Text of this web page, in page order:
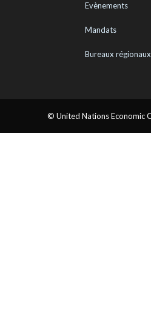
Evènements
Mandats
Bureaux régionaux
© United Nations Economic